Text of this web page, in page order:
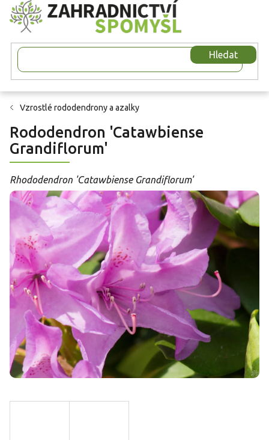
Přejít
na
obsah
Hledat
Vzrostlé rododendrony a azalky
Rododendron 'Catawbiense
Grandiflorum'
Rhododendron 'Catawbiense Grandiflorum'